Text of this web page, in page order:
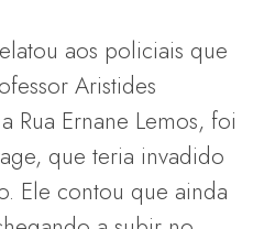
aos policiais que
Aristides
Rua Ernane Lemos, foi
que teria invadido
Ele contou que ainda